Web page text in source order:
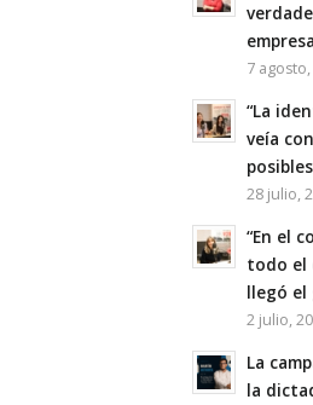
7
“La
veía
28 julio,
“En el
todo el
llegó el
2 julio,
La
la